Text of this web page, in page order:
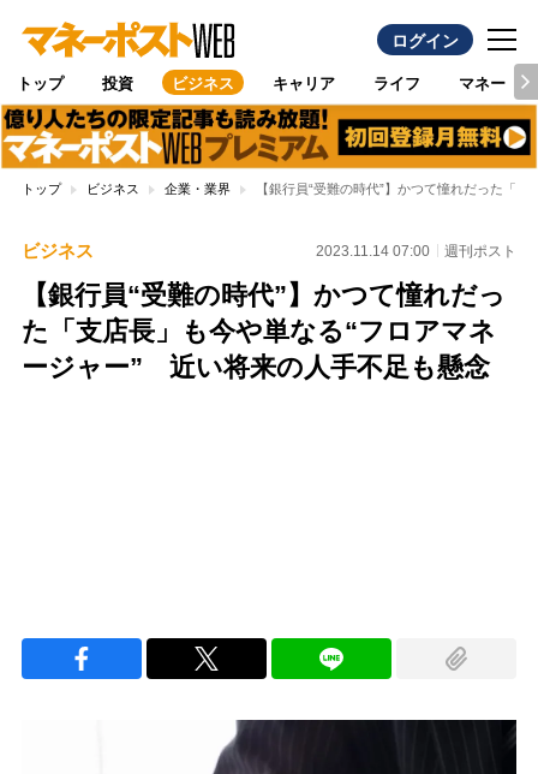
ログイン
トップ 投資 ビジネス キャリア ライフ マネー
トップ ビジネス 企業・業界 【銀行員“受難の時代”】かつて憧れだった「
ビジネス 2023.11.14 07:00 週刊ポスト
【銀行員“受難の時代”】かつて憧れだっ
た「支店長」も今や単なる“フロアマネ
ージャー” 近い将来の人手不足も懸念